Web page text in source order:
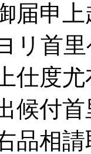
届申上
リ首里
仕度尤
候付首
品相請